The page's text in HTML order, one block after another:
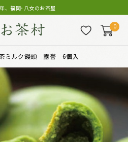
、福岡･八女のお茶屋
0
ミルク饅頭 露誉 6個入